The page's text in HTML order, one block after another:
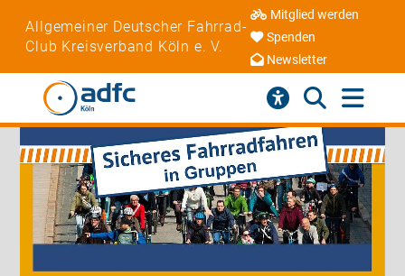
Allgemeiner Deutscher Fahrrad-
Club Kreisverband Köln e. V.
Mitglied werden
Spenden
Newsletter